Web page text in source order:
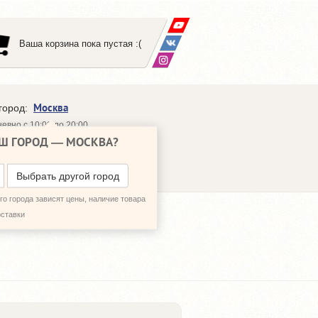
Ваша корзина пока пустая :(
Москва
ГОРОД — МОСКВА?
Выбрать другой город
города зависят цены, наличие товара
с 10:00 до 20:00
648-64-30
МНЕ